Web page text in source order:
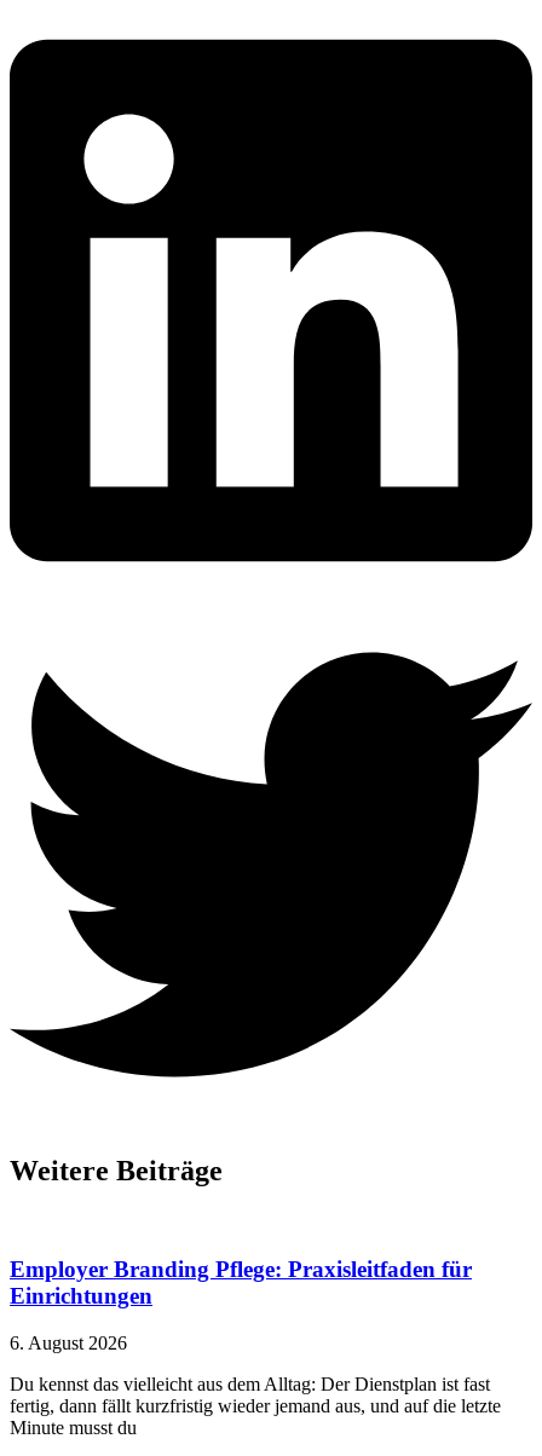
Weitere Beiträge
Employer Branding Pflege: Praxisleitfaden für
Einrichtungen
6. August 2026
Du kennst das vielleicht aus dem Alltag: Der Dienstplan ist fast
fertig, dann fällt kurzfristig wieder jemand aus, und auf die letzte
Minute musst du